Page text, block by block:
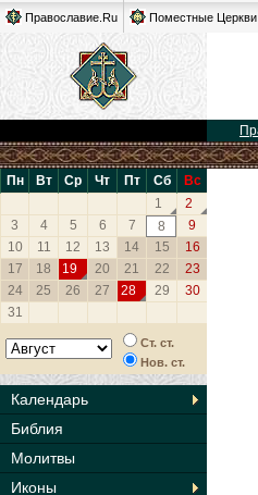
Православие.Ru Поместные Церкви
Пн Вт Ср Чт Пт Сб
Вс
1
2
3
4 5 6 7 8
9
10
11 12 13 14 15
16
17
18 19 20 21 22
23
24
25 26 27 28 29
30
31
Ст. ст.
Нов. ст.
Календарь
Библия
Молитвы
Иконы